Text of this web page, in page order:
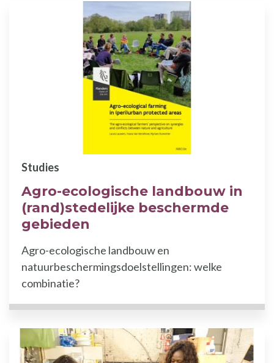
Agro-ecologische landbouw in
(rand)stedelijke beschermde
gebieden
Studies
Agro-ecologische landbouw en
natuurbeschermingsdoelstellingen: welke
combinatie?